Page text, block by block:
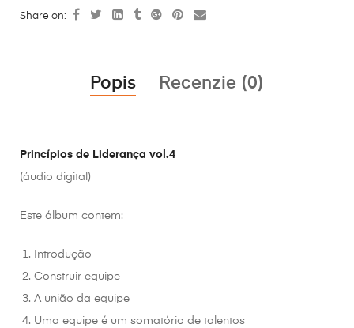
Share on:
Popis Recenzie (0)
Princípios de Liderança vol.4
(áudio digital)
Este álbum contem:
Introdução
Construir equipe
A união da equipe
Uma equipe é um somatório de talentos